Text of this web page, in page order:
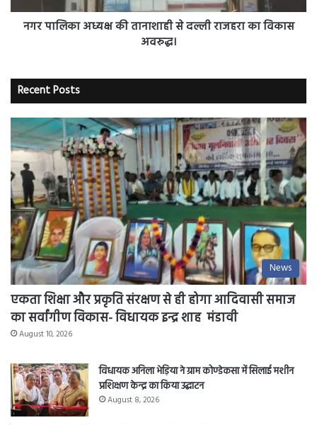
का
विकास
नगर पालिका अध्यक्ष की तानाशाही से दल्ली राजहरा का विकास
अवरुद्ध।
Recent Posts
News
एकता शिक्षा और प्रकृति संरक्षण से ही होगा आदिवासी समाज
का सर्वांगीण विकास- विधायक इन्द्र शाह मंडावी
August 10, 2026
विधायक अनिला भेड़िया ने ग्राम कोण्डेकसा में सिलाई मशीन
प्रशिक्षण केन्द्र का किया उद्घाटन
August 8, 2026